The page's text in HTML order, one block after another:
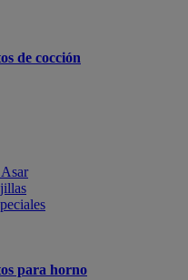
de cocción
para horno